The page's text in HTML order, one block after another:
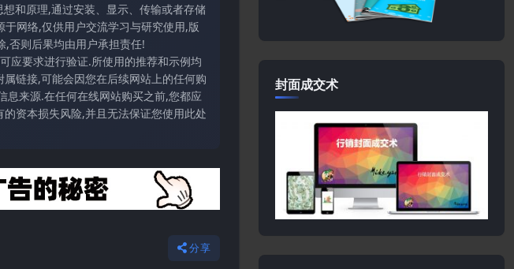
和原理,通过安装、显示、传输或者存储
网络,仅供用户交流学习与研究使用,版
,否则后果均由用户承担责任!
应要求进行验证.所使用的推荐和示例均
链接,可能会因您在后续网站上的任何购
息来源.在任何在线网站购买之前,您都应
资本损失风险,并且无法保证您使用此处
分享
封面成交术